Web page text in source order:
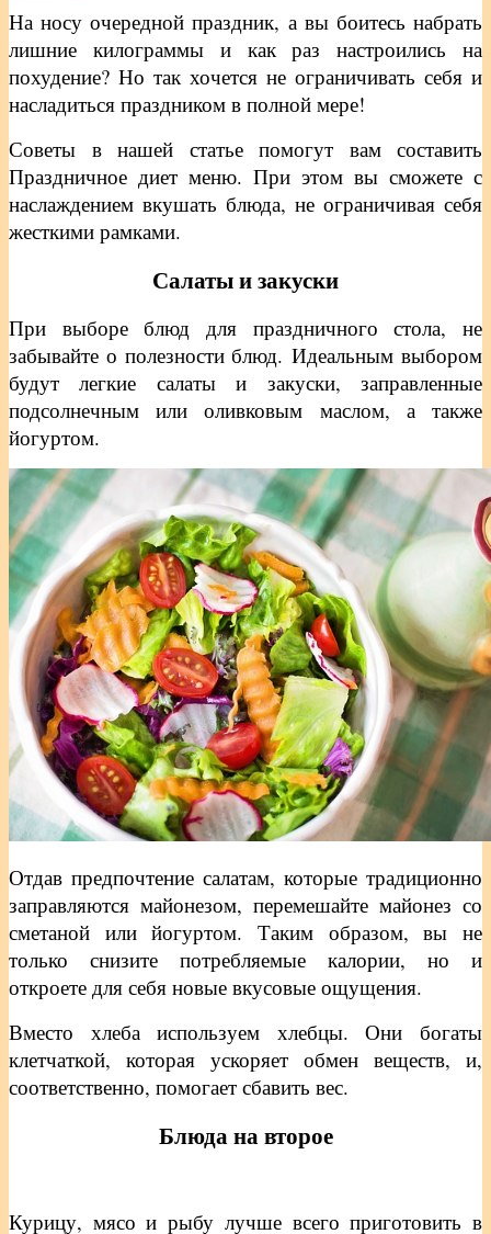
На носу очередной праздник, а вы боитесь набрать
лишние килограммы и как раз настроились на
похудение? Но так хочется не ограничивать себя и
насладиться праздником в полной мере!
Советы в нашей статье помогут вам составить
Праздничное диет меню. При этом вы сможете с
наслаждением вкушать блюда, не ограничивая себя
жесткими рамками.
Салаты и закуски
При выборе блюд для праздничного стола, не
забывайте о полезности блюд.Идеальным выбором
будут легкие салаты и закуски, заправленные
подсолнечным или оливковым маслом, а также
йогуртом.
Отдав предпочтение салатам, которые традиционно
заправляются майонезом, перемешайте майонез со
сметаной или йогуртом. Таким образом, вы не
только снизите потребляемые калории, но и
откроете для себя новые вкусовые ощущения.
Вместо хлеба используем хлебцы. Они богаты
клетчаткой, которая ускоряет обмен веществ, и,
соответственно, помогает сбавить вес.
Блюда на второе
Курицу, мясо и рыбу лучше всего приготовить в